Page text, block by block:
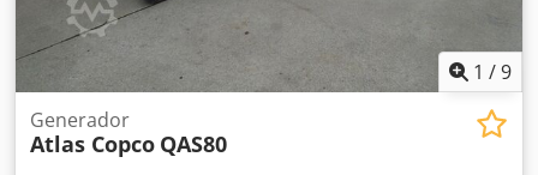
1 /9
Generador
Atlas Copco QAS80